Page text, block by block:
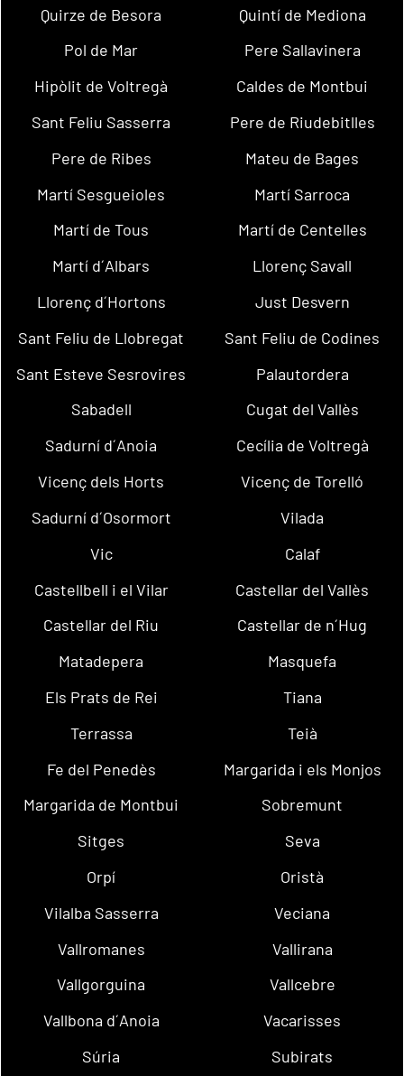
Quirze de Besora
Quintí de Mediona
Pol de Mar
Pere Sallavinera
Hipòlit de Voltregà
Caldes de Montbui
Sant Feliu Sasserra
Pere de Riudebitlles
Pere de Ribes
Mateu de Bages
Martí Sesgueioles
Martí Sarroca
Martí de Tous
Martí de Centelles
Martí d´Albars
Llorenç Savall
Llorenç d´Hortons
Just Desvern
Sant Feliu de Llobregat
Sant Feliu de Codines
Sant Esteve Sesrovires
Palautordera
Sabadell
Cugat del Vallès
Sadurní d´Anoia
Cecília de Voltregà
Vicenç dels Horts
Vicenç de Torelló
Sadurní d´Osormort
Vilada
Vic
Calaf
Castellbell i el Vilar
Castellar del Vallès
Castellar del Riu
Castellar de n´Hug
Matadepera
Masquefa
Els Prats de Rei
Tiana
Terrassa
Teià
Fe del Penedès
Margarida i els Monjos
Margarida de Montbui
Sobremunt
Sitges
Seva
Orpí
Oristà
Vilalba Sasserra
Veciana
Vallromanes
Vallirana
Vallgorguina
Vallcebre
Vallbona d´Anoia
Vacarisses
Súria
Subirats